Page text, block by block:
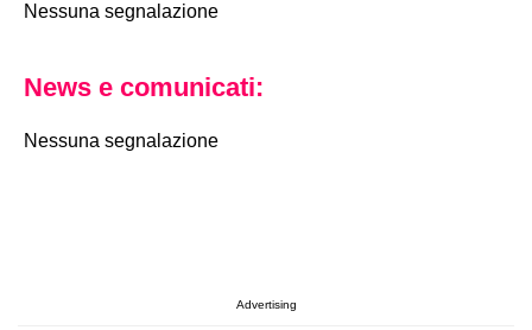
Nessuna segnalazione
News e comunicati:
Nessuna segnalazione
Advertising